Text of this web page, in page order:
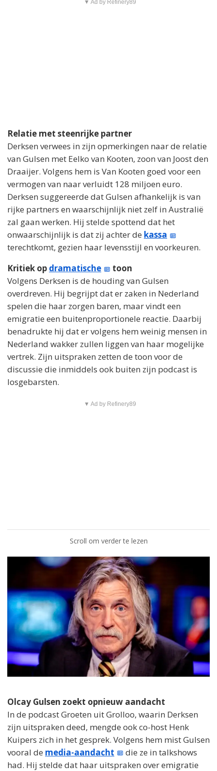
▼ Ad by Refinery89
Relatie met steenrijke partner
Derksen verwees in zijn opmerkingen naar de relatie
van Gulsen met Eelko van Kooten, zoon van Joost den
Draaijer. Volgens hem is Van Kooten goed voor een
vermogen van naar verluidt 128 miljoen euro.
Derksen suggereerde dat Gulsen afhankelijk is van
rijke partners en waarschijnlijk niet zelf in Australië
zal gaan werken. Hij stelde spottend dat het
onwaarschijnlijk is dat zij achter de kassa
terechtkomt, gezien haar levensstijl en voorkeuren.
Kritiek op dramatische
toon
Volgens Derksen is de houding van Gulsen
overdreven. Hij begrijpt dat er zaken in Nederland
spelen die haar zorgen baren, maar vindt een
emigratie een buitenproportionele reactie. Daarbij
benadrukte hij dat er volgens hem weinig mensen in
Nederland wakker zullen liggen van haar mogelijke
vertrek. Zijn uitspraken zetten de toon voor de
discussie die inmiddels ook buiten zijn podcast is
losgebarsten.
▼ Ad by Refinery89
Scroll om verder te lezen
Olcay Gulsen zoekt opnieuw aandacht
In de podcast Groeten uit Grolloo, waarin Derksen
zijn uitspraken deed, mengde ook co-host Henk
Kuipers zich in het gesprek. Volgens hem mist Gulsen
vooral de media-aandacht
die ze in talkshows
had. Hij stelde dat haar uitspraken over emigratie